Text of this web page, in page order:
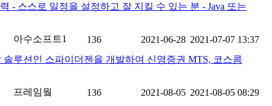
- 스스로 일정을 설정하고 잘 지킬 수 있는 분 - Java 또는
아수소프트1 136 2021-06-28 2021-07-07 13:37
루션인 스파이더젠을 개발하여 신영증권 MTS, 코스콤
프레임웤 136 2021-08-05 2021-08-05 08:29